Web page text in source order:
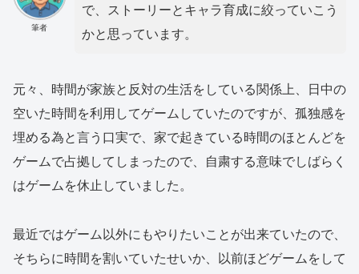
筆者
で、ストーリーとキャラ育成に絞っていこう
かと思っています。
元々、時間が家族と反対の生活をしている関係上、日中の
空いた時間を利用してゲームしていたのですが、孤独感を
埋める為と言う口実で、家で起きている時間のほとんどを
ゲームで占拠してしまったので、自粛する意味でしばらく
はゲームを休止していました。
最近ではゲーム以外にもやりたいことが出来ていたので、
そちらに時間を割いていたせいか、以前ほどゲームをして